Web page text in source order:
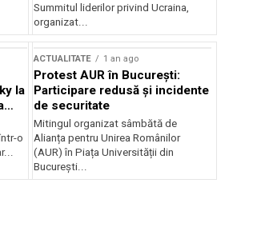
Summitul liderilor privind Ucraina,
organizat...
la
o
ACTUALITATE 1 an ago
Protest AUR în București:
Participare redusă și incidente
de securitate
Mitingul organizat sâmbătă de
Alianța pentru Unirea Românilor
(AUR) în Piața Universității din
București...